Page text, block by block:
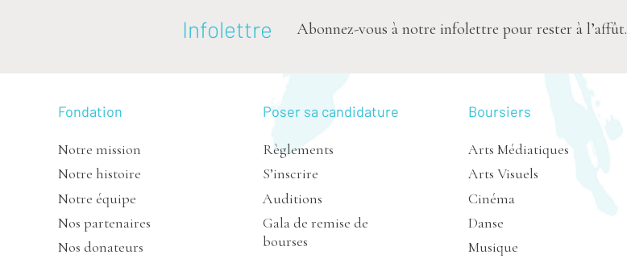
Infolettre Abonnez-vous à notre infolettre pour rester à l’affût.
Fondation
Notre mission
Notre histoire
Notre équipe
Nos partenaires
Nos donateurs
Poser sa candidature
Règlements
S’inscrire
Auditions
Gala de remise de
bourses
Boursiers
Arts Médiatiques
Arts Visuels
Cinéma
Danse
Musique